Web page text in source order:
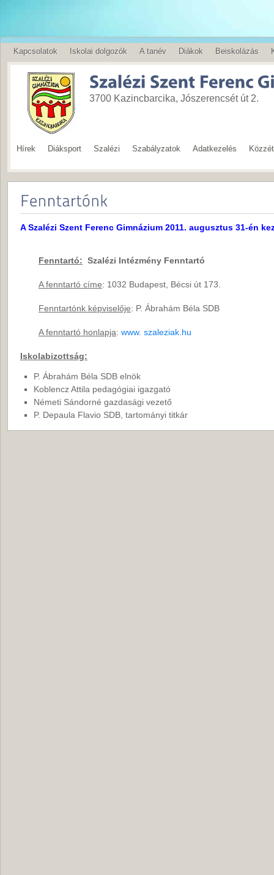
Kapcsolatok Iskolai dolgozók A tanév Diákok Beiskolázás
English
3700 Kazincbarcika, Jószerencsét út 2.
Hírek Diáksport Szalézi Szabályzatok Adatkezelés
A Szalézi Szent Ferenc Gimnázium 2011. augusztus 31-én
Fenntartó: Szalézi Intézmény Fenntartó
A fenntartó címe: 1032 Budapest, Bécsi út 173.
Fenntartónk képviselője: P. Ábrahám Béla SDB
A fenntartó honlapja: www. szaleziak.hu
Iskolabizottság:
P. Ábrahám Béla SDB elnök
Koblencz Attila pedagógiai igazgató
Németi Sándorné gazdasági vezető
P. Depaula Flavio SDB, tartományi titkár